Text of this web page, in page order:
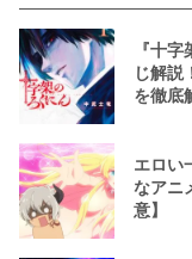
『十
じ解説
を徹底
エロい
なアニ
意】